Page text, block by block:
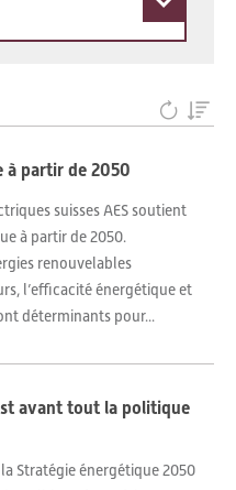
à partir de 2050
suisses AES soutient
à partir de 2050.
renouvelables
l’efficacité énergétique et
déterminants pour...
avant tout la politique
Stratégie énergétique 2050